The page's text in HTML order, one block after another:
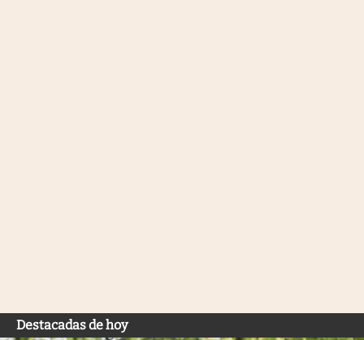
Destacadas de hoy